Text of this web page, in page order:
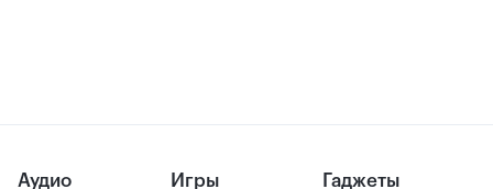
Аудио Игры Гаджеты